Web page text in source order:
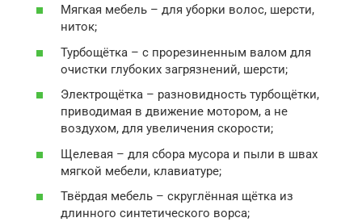
Мягкая мебель – для уборки волос, шерсти,
ниток;
Турбощётка – с прорезиненным валом для
очистки глубоких загрязнений, шерсти;
Электрощётка – разновидность турбощётки,
приводимая в движение мотором, а не
воздухом, для увеличения скорости;
Щелевая – для сбора мусора и пыли в швах
мягкой мебели, клавиатуре;
Твёрдая мебель – скруглённая щётка из
длинного синтетического ворса;